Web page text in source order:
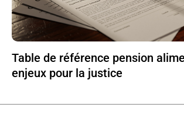
Table de référence pension
enjeux pour la justice